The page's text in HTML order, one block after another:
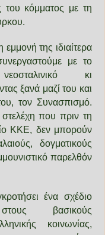
του κόμματος με τη
της ιδιαίτερα
με το
κι
ξανά μαζί του και
τον Συνασπισμό.
που πριν τη
ΚΚΕ, δεν μπορούν
δογματικούς
παρελθόν
ένα σχέδιο
βασικούς
κοινωνίας,